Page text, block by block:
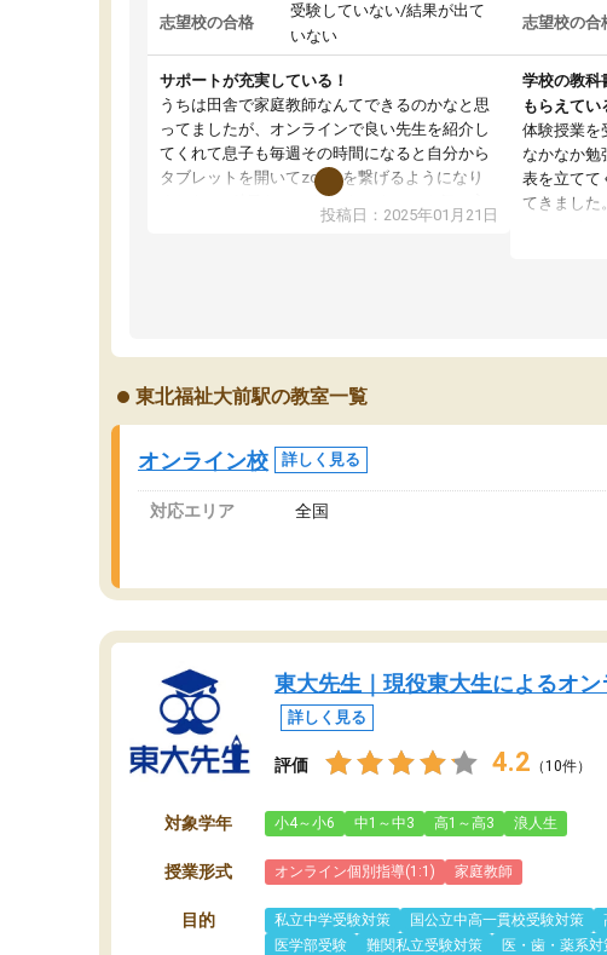
志望校の合格
受験していない/結果が出て
いない
サポートが充実している！
うちは田舎で家庭教師なんてできるのかなと思
ってましたが、オンラインで良い先生を紹介し
てくれて息子も毎週その時間になると自分から
タブレットを開いてzoomを繋げるようになり
ました！5科目なんでもOKなのもとても気に入
投稿日：2025年01月21日
志望校の合
学校の教科
もらえてい
体験授業を
なかなか勉
表を立てて
てきました。
オンライ
い日も予
東北福祉大前駅の教室一覧
オンライン校 詳しく見る
対応エリア 全国
東大先生｜現役東大生によるオ
詳しく見る
評価 4.2 （10件）
対象学年 小4～小6 中1～中3 高1～高3 浪人生
授業形式 オンライン個別指導(1:1) 家庭教師
目的 私立中学受験対策 国公立中高一貫校受験対策
医学部受験
難関私立受験対策 医・歯・薬系対